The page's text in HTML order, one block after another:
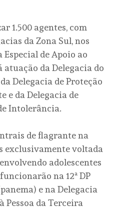
1.500 agentes, com
da Zona Sul, nos
de Apoio ao
da Delegacia do
Delegacia de Proteção
e da Delegacia de
Intolerância.
de flagrante na
exclusivamente voltada
adolescentes
na 12ª DP
e na Delegacia
Pessoa da Terceira